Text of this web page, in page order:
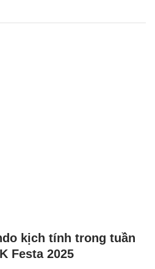
kịch tính trong tuần
Festa 2025